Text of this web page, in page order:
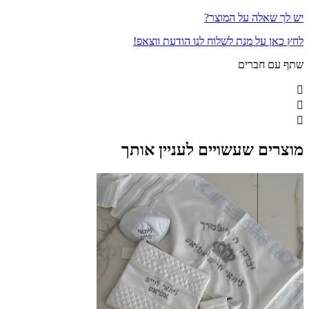
יש לך שאלה על המוצר?
לחץ כאן על מנת לשלוח לנו הודעת ווצאפ!
שתף עם חברים
מוצרים שעשויים לעניין אותך